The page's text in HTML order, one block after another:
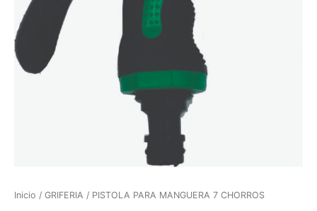
Inicio / GRIFERIA / PISTOLA PARA MANGUERA 7 CHORROS